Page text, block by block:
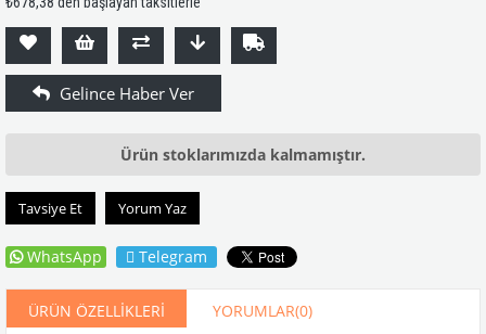
Ürün stoklarımızda kalmamıştır.
Tavsiye Et Yorum Yaz
WhatsApp Telegram
ÜRÜN ÖZELLIKLERI YORUMLAR(0)